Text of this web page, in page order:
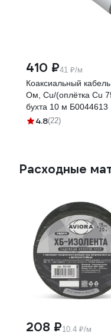
410 ₽41 ₽/м
Коаксиальный
Ом, Cu/(оплётка Cu
бухта 10 м Б0044613
4.8(22)
Расходные
208 ₽10.4 ₽/м